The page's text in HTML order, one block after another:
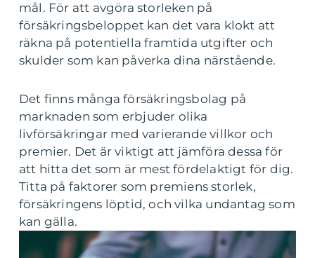
mål. För att avgöra storleken på
försäkringsbeloppet kan det vara klokt att
räkna på potentiella framtida utgifter och
skulder som kan påverka dina närstående.
Det finns många försäkringsbolag på
marknaden som erbjuder olika
livförsäkringar med varierande villkor och
premier. Det är viktigt att jämföra dessa för
att hitta det som är mest fördelaktigt för dig.
Titta på faktorer som premiens storlek,
försäkringens löptid, och vilka undantag som
kan gälla.